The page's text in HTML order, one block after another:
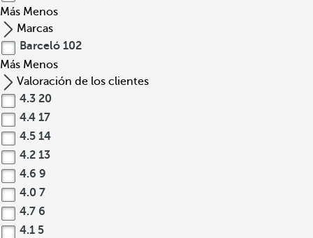
Más Menos
Marcas
Barceló 102
Más Menos
Valoración de los clientes
4.3 20
4.4 17
4.5 14
4.2 13
4.6 9
4.0 7
4.7 6
4.1 5